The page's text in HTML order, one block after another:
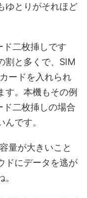
ゆとりがそれほど
ド二枚挿しです
割と多くで、SIM
ードを入れられ
す。本機もその例
二枚挿しの場合
です。
量が大きいこと
ドにデータを逃が